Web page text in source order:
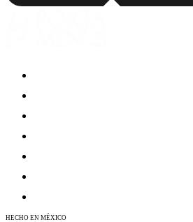
HECHO EN MÉXICO